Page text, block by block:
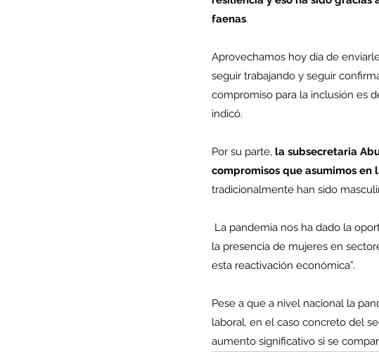
DESPIDOS MEL
condolenciaslitiosaludo
faenas.
Aprovechamos hoy día de
seguir trabajando y seguir
compromiso para la inclusión es
indicó.
Por su parte, la subsecretaria
compromisos que asumimos en
tradicionalmente han sido
la presencia de mujeres en
esta reactivación económica”.
Pese a que a nivel nacional la
laboral, en el caso concreto del
aumento significativo si se